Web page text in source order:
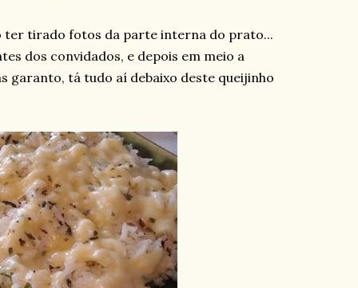
ter tirado fotos da parte interna do prato...
dos convidados, e depois em meio a
garanto, tá tudo aí debaixo deste queijinho